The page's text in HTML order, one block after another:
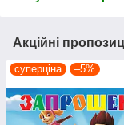
Акційні
суперціна –5%